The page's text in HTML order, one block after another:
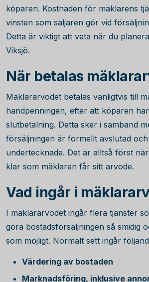
köparen. Kostnaden för mäklarens
vinsten som säljaren gör vid
Detta är viktigt att veta när du
Viksjö.
När betalas
Mäklararvodet betalas vanligtvis till
handpenningen, efter att köparen
slutbetalning. Detta sker i samband
försäljningen är formellt avslutad
undertecknade. Det är alltså först
klar som mäklaren får sitt arvode.
Vad ingår i
I mäklararvodet ingår flera tjänster
göra bostadsförsäljningen så smidig
som möjligt. Normalt sett ingår
Värdering av bostaden
Marknadsföring, inklusive